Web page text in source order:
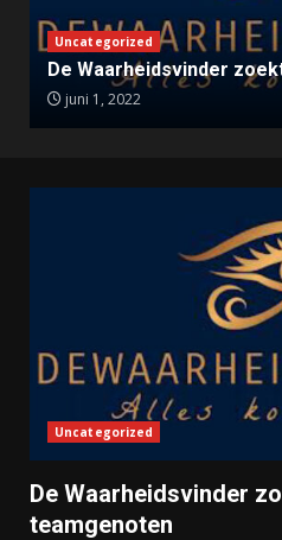
Uncategorized
De Waarheidsvinder
juni 1, 2022
Uncategorized
De Waarheidsvinder
teamgenoten